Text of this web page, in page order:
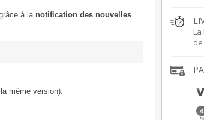
à la notification des nouvelles
même version).